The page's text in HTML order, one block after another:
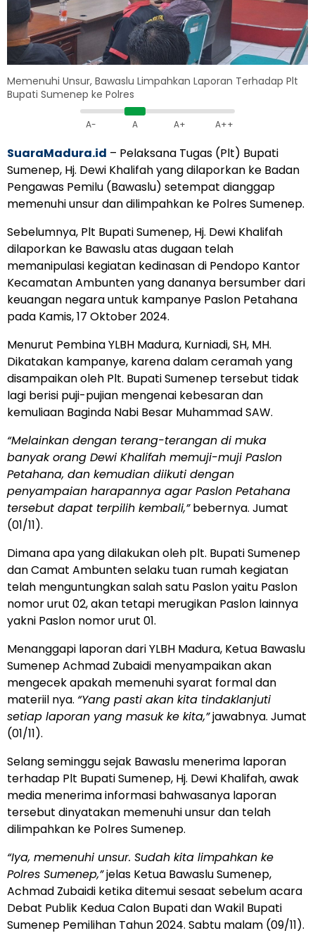
Memenuhi Unsur, Bawaslu Limpahkan Laporan Terhadap Plt
Bupati Sumenep ke Polres
A- A A+ A++
SuaraMadura.id – Pelaksana Tugas (Plt) Bupati
Sumenep, Hj. Dewi Khalifah yang dilaporkan ke Badan
Pengawas Pemilu (Bawaslu) setempat dianggap
memenuhi unsur dan dilimpahkan ke Polres Sumenep.
Sebelumnya, Plt Bupati Sumenep, Hj. Dewi Khalifah
dilaporkan ke Bawaslu atas dugaan telah
memanipulasi kegiatan kedinasan di Pendopo Kantor
Kecamatan Ambunten yang dananya bersumber dari
keuangan negara untuk kampanye Paslon Petahana
pada Kamis, 17 Oktober 2024.
Menurut Pembina YLBH Madura, Kurniadi, SH, MH.
Dikatakan kampanye, karena dalam ceramah yang
disampaikan oleh Plt. Bupati Sumenep tersebut tidak
lagi berisi puji-pujian mengenai kebesaran dan
kemuliaan Baginda Nabi Besar Muhammad SAW.
“Melainkan dengan terang-terangan di muka
banyak orang Dewi Khalifah memuji-muji Paslon
Petahana, dan kemudian diikuti dengan
penyampaian harapannya agar Paslon Petahana
tersebut dapat terpilih kembali,”bebernya. Jumat
(01/11).
Dimana apa yang dilakukan oleh plt. Bupati Sumenep
dan Camat Ambunten selaku tuan rumah kegiatan
telah menguntungkan salah satu Paslon yaitu Paslon
nomor urut 02, akan tetapi merugikan Paslon lainnya
yakni Paslon nomor urut 01.
Menanggapi laporan dari YLBH Madura, Ketua Bawaslu
Sumenep Achmad Zubaidi menyampaikan akan
mengecek apakah memenuhi syarat formal dan
materiil nya. “Yang pasti akan kita tindaklanjuti
setiap laporan yang masuk ke kita,”jawabnya. Jumat
(01/11).
Selang seminggu sejak Bawaslu menerima laporan
terhadap Plt Bupati Sumenep, Hj. Dewi Khalifah, awak
media menerima informasi bahwasanya laporan
tersebut dinyatakan memenuhi unsur dan telah
dilimpahkan ke Polres Sumenep.
“Iya, memenuhi unsur. Sudah kita limpahkan ke
Polres Sumenep,”jelas Ketua Bawaslu Sumenep,
Achmad Zubaidi ketika ditemui sesaat sebelum acara
Debat Publik Kedua Calon Bupati dan Wakil Bupati
Sumenep Pemilihan Tahun 2024. Sabtu malam (09/11).